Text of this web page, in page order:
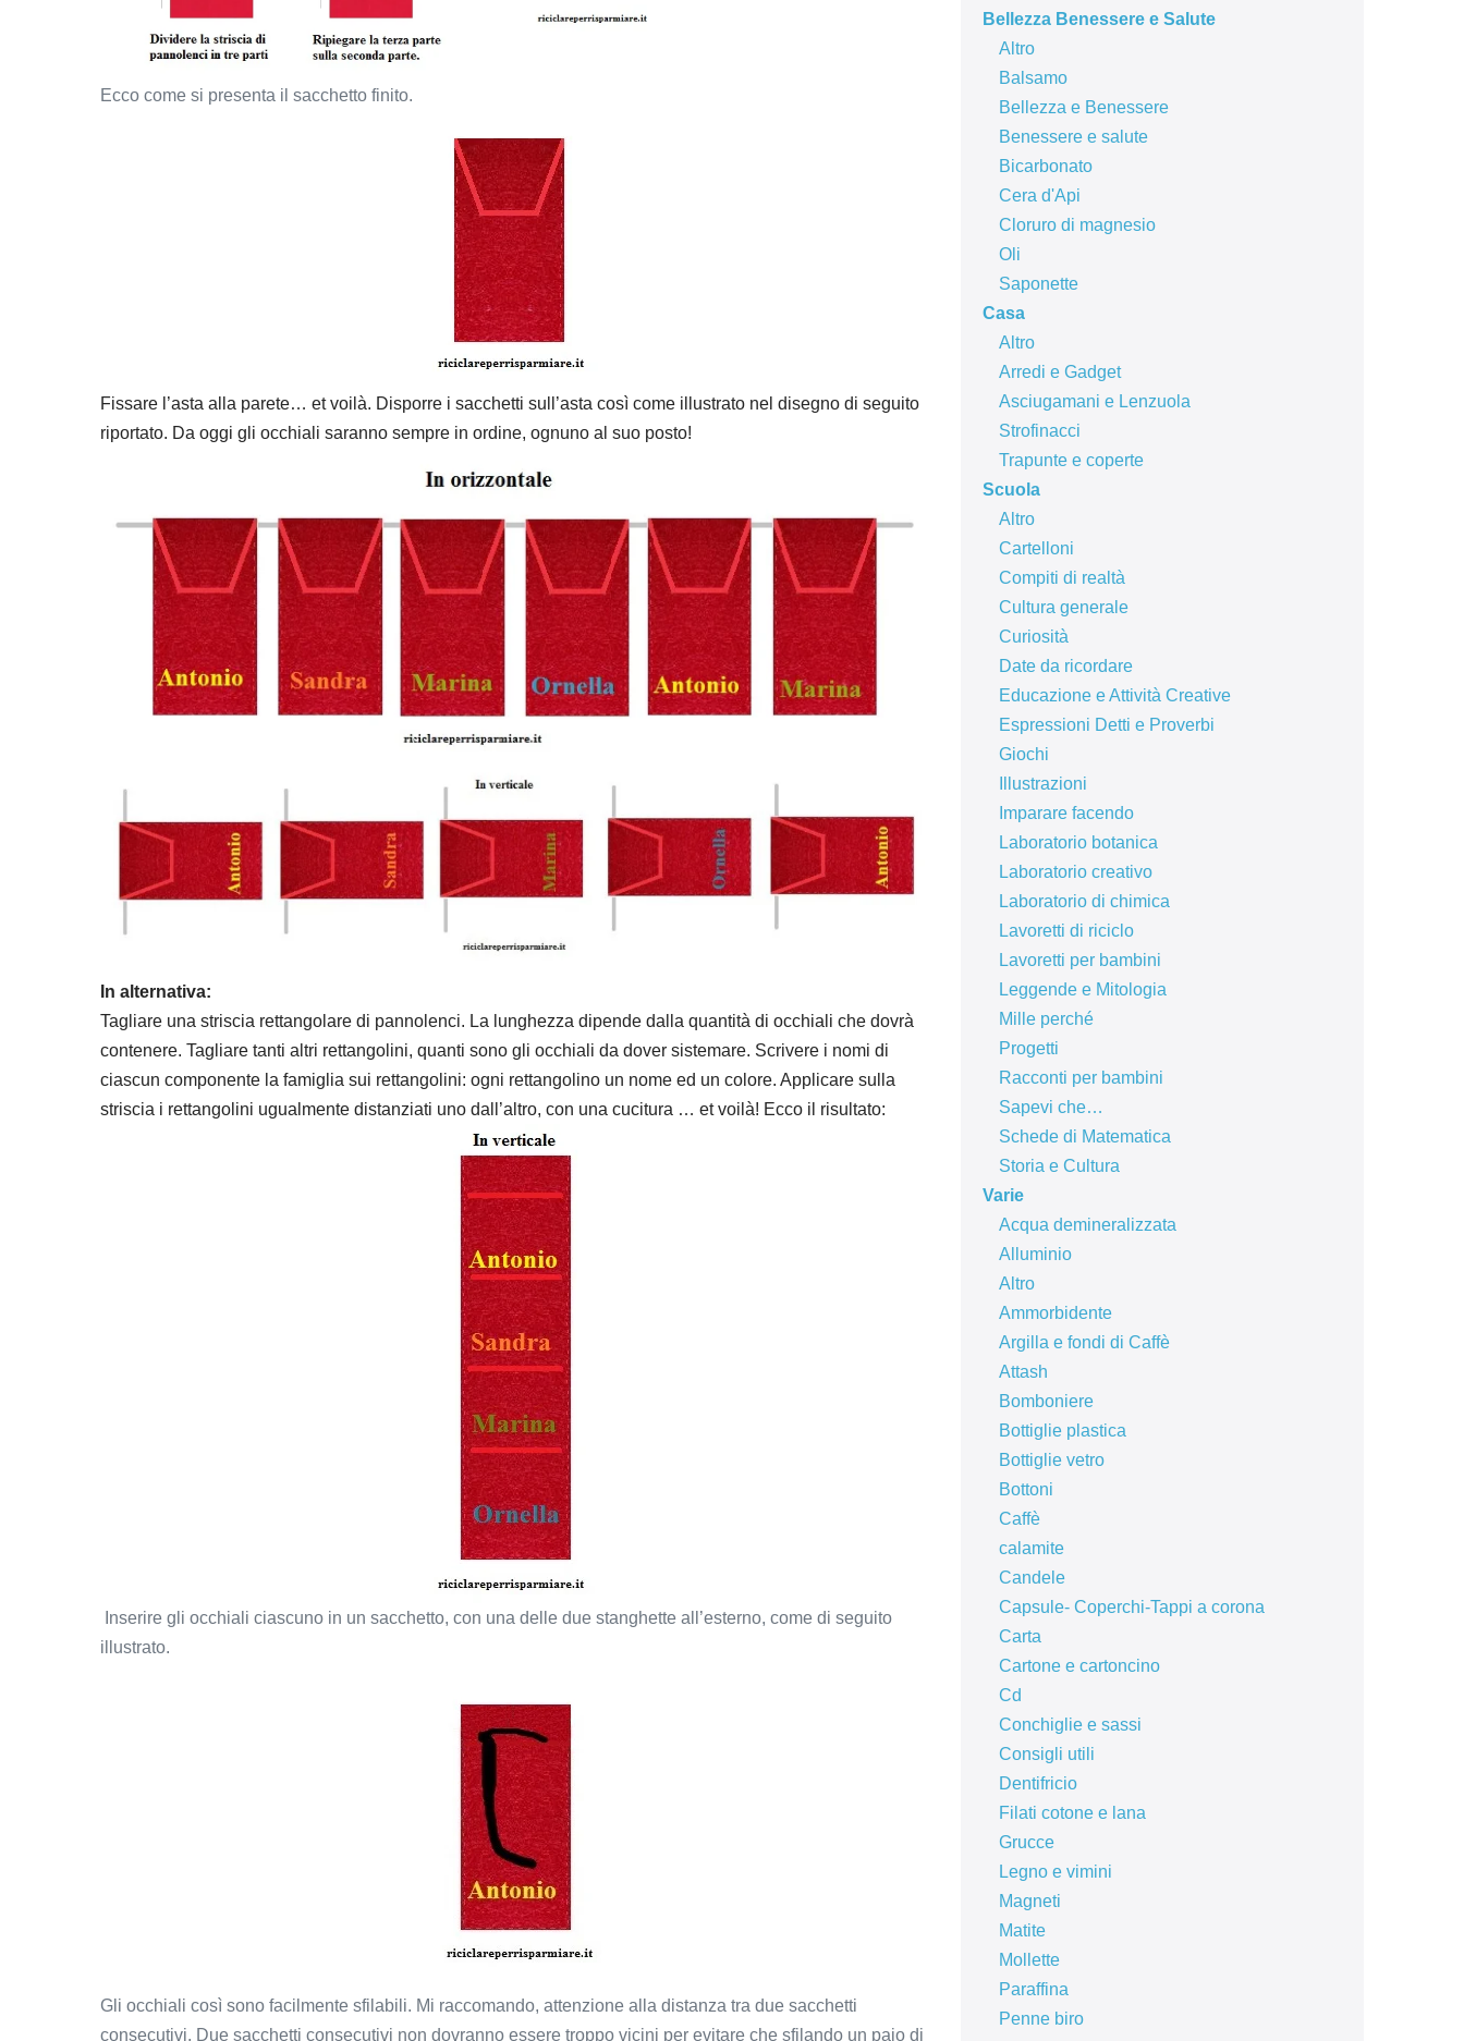
Ecco come si presenta il sacchetto finito.
Fissare l’asta alla parete… et voilà. Disporre i sacchetti sull’asta così come illustrato nel disegno di seguito
riportato. Da oggi gli occhiali saranno sempre in ordine, ognuno al suo posto!
In alternativa:
Tagliare una striscia rettangolare di pannolenci. La lunghezza dipende dalla quantità di occhiali che dovrà
contenere. Tagliare tanti altri rettangolini, quanti sono gli occhiali da dover sistemare. Scrivere i nomi di
ciascun componente la famiglia sui rettangolini: ogni rettangolino un nome ed un colore. Applicare sulla
striscia i rettangolini ugualmente distanziati uno dall’altro, con una cucitura … et voilà! Ecco il risultato:
Inserire gli occhiali ciascuno in un sacchetto, con una delle due stanghette all’esterno, come di seguito
illustrato.
Gli occhiali così sono facilmente sfilabili. Mi raccomando, attenzione alla distanza tra due sacchetti
consecutivi. Due sacchetti consecutivi non dovranno essere troppo vicini per evitare che sfilando un paio di
Bellezza Benessere e Salute
Altro
Balsamo
Bellezza e Benessere
Benessere e salute
Bicarbonato
Cera d'Api
Cloruro di magnesio
Oli
Saponette
Casa
Altro
Arredi e Gadget
Asciugamani e Lenzuola
Strofinacci
Trapunte e coperte
Scuola
Altro
Cartelloni
Compiti di realtà
Cultura generale
Curiosità
Date da ricordare
Educazione e Attività Creative
Espressioni Detti e Proverbi
Giochi
Illustrazioni
Imparare facendo
Laboratorio botanica
Laboratorio creativo
Laboratorio di chimica
Lavoretti di riciclo
Lavoretti per bambini
Leggende e Mitologia
Mille perché
Progetti
Racconti per bambini
Sapevi che…
Schede di Matematica
Storia e Cultura
Varie
Acqua demineralizzata
Alluminio
Altro
Ammorbidente
Argilla e fondi di Caffè
Attash
Bomboniere
Bottiglie plastica
Bottiglie vetro
Bottoni
Caffè
calamite
Candele
Capsule- Coperchi-Tappi a corona
Carta
Cartone e cartoncino
Cd
Conchiglie e sassi
Consigli utili
Dentifricio
Filati cotone e lana
Grucce
Legno e vimini
Magneti
Matite
Mollette
Paraffina
Penne biro